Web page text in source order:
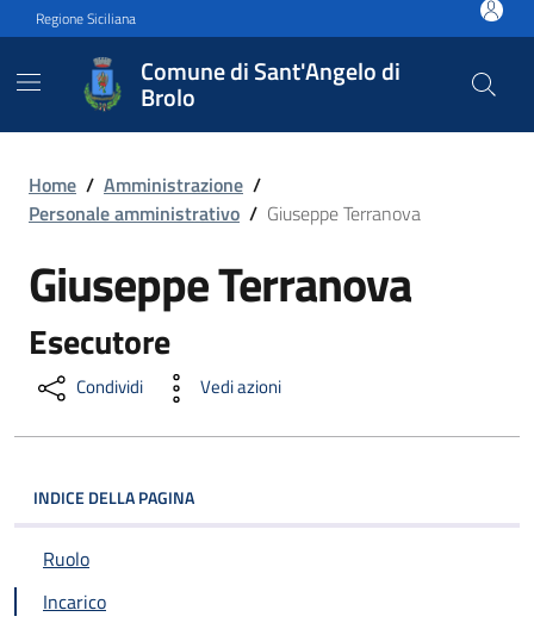
Vai ai contenuti
Vai al footer
Regione Siciliana
Comune di Sant'Angelo di
Brolo
Giuseppe Terranova
Home / Amministrazione /
Personale amministrativo / Giuseppe Terranova
Giuseppe Terranova
Esecutore
Condividi Vedi azioni
INDICE DELLA PAGINA
Ruolo
Incarico